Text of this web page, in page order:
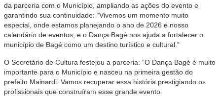
da parceria com o Município, ampliando as ações do evento e
garantindo sua continuidade: “Vivemos um momento muito
especial, onde estamos planejando o ano de 2026 e nosso
calendário de eventos, e o Dança Bagé nos ajuda a fortalecer o
município de Bagé como um destino turístico e cultural."
O Secretário de Cultura festejou a parceria: “O Dança Bagé é muito
importante para o Município e nasceu na primeira gestão do
prefeito Mainardi. Vamos recuperar essa história prestigiando os
profissionais que construíram esse grande evento.